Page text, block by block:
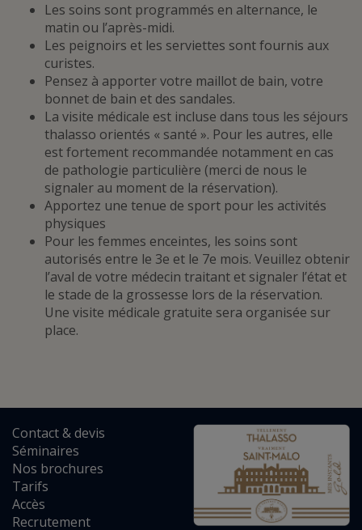
Les soins sont programmés en alternance, le
matin ou l’après-midi.
Les peignoirs et les serviettes sont fournis aux
curistes.
Pensez à apporter votre maillot de bain, votre
bonnet de bain et des sandales.
La visite médicale est incluse dans tous les séjours
thalasso orientés « santé ». Pour les autres, elle
est fortement recommandée notamment en cas
de pathologie particulière (merci de nous le
signaler au moment de la réservation).
Apportez une tenue de sport pour les activités
physiques
Pour les femmes enceintes, les soins sont
autorisés entre le 3e et le 7e mois. Veuillez obtenir
l’aval de votre médecin traitant et signaler l’état et
le stade de la grossesse lors de la réservation.
Une visite médicale gratuite sera organisée sur
place.
Contact&devis
Séminaires
Nos brochures
Tarifs
Accès
Recrutement